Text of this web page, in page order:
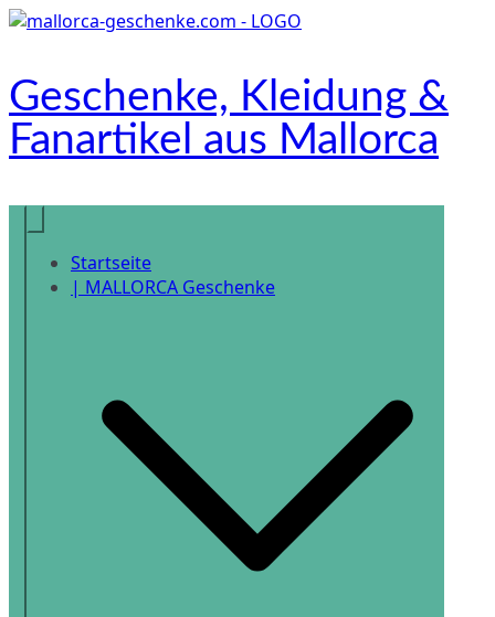
Zum
Geschenke, Kleidung &
Fanartikel aus Mallorca
Onlineshop
Startseite
| MALLORCA Geschenke